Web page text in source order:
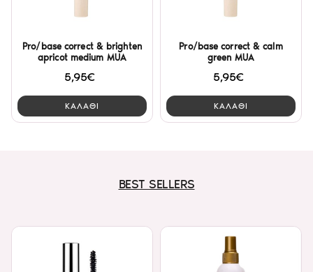
Pro/base correct & brighten
apricot medium MUA
5,95€
ΚΑΛΑΘΙ
Pro/base correct & calm
green MUA
5,95€
ΚΑΛΑΘΙ
BEST SELLERS